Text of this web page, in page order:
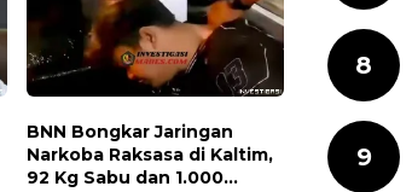
BNN Bongkar Jaringan
Narkoba Raksasa di Kaltim,
92 Kg Sabu dan 1.000
8
9